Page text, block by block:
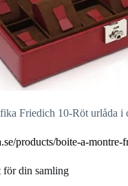
Friedich 10-Röt urlåda i
products/boite-a-montre-
för din samling